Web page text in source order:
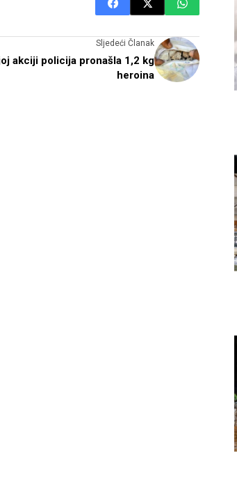
Sljedeći Članak
akciji policija pronašla 1,2 kg
heroina